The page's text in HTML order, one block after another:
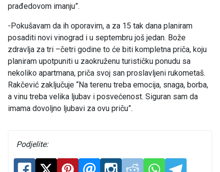
prađedovom imanju”.
-Pokušavam da ih oporavim, a za 15 tak dana planiram
posaditi novi vinograd i u septembru još jedan. Bože
zdravlja za tri –četri godine to će biti kompletna priča, koju
planiram upotpuniti u zaokruženu turističku ponudu sa
nekoliko apartmana, priča svoj san proslavljeni rukometaš.
Rakčević zaključuje “Na terenu treba emocija, snaga, borba,
a vinu treba velika ljubav i posvećenost. Siguran sam da
imama dovoljno ljubavi za ovu priču”.
Podjelite: